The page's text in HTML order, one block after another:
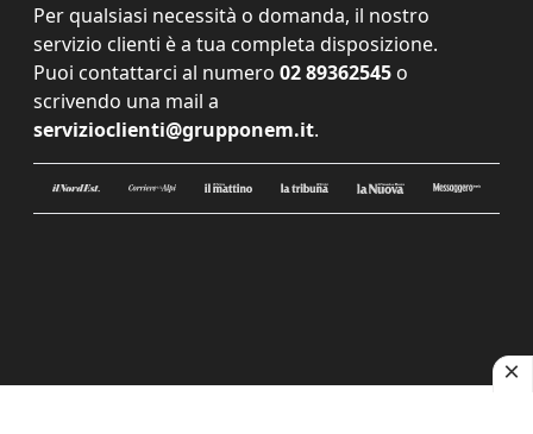
Per qualsiasi necessità o domanda, il nostro
servizio clienti è a tua completa disposizione.
Puoi contattarci al numero 02 89362545 o
scrivendo una mail a
servizioclienti@grupponem.it.